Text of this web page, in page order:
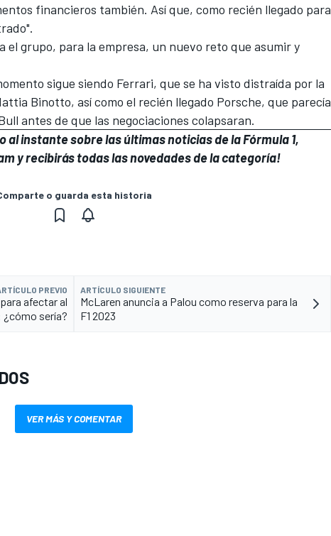
financieros también. Así que, como recién llegado para
el grupo, para la empresa, un nuevo reto que asumir y
sigue siendo Ferrari, que se ha visto distraída por la
Binotto, así como el recién llegado Porsche, que parecía
antes de que las negociaciones colapsaran.
al instante sobre las últimas noticias de la Fórmula 1,
y recibirás todas las novedades de la categoría!
o guarda esta historia
PREVIO
afectar al
¿cómo sería?
ARTÍCULO SIGUIENTE
McLaren anuncia a Palou como reserva para la
F1 2023
VER MÁS Y COMENTAR